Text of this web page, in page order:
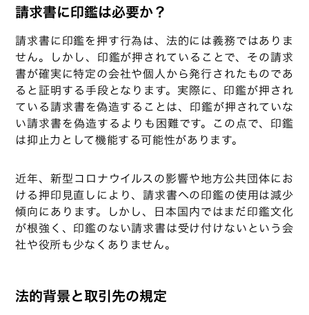
請求書に印鑑は必要か？
請求書に印鑑を押す行為は、法的には義務ではありま
せん。しかし、印鑑が押されていることで、その請求
書が確実に特定の会社や個人から発行されたものであ
ると証明する手段となります。実際に、印鑑が押され
ている請求書を偽造することは、印鑑が押されていな
い請求書を偽造するよりも困難です。この点で、印鑑
は抑止力として機能する可能性があります。
近年、新型コロナウイルスの影響や地方公共団体にお
ける押印見直しにより、請求書への印鑑の使用は減少
傾向にあります。しかし、日本国内ではまだ印鑑文化
が根強く、印鑑のない請求書は受け付けないという会
社や役所も少なくありません。
法的背景と取引先の規定